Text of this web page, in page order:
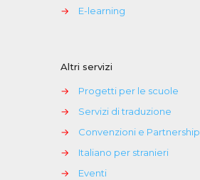
→
E-learning
Altri servizi
→
Progetti per le scuole
→
Servizi di traduzione
→
Convenzioni e Partnership
→
Italiano per stranieri
→
Eventi